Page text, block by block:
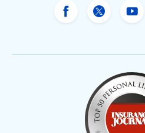
Facebook de
Twitter